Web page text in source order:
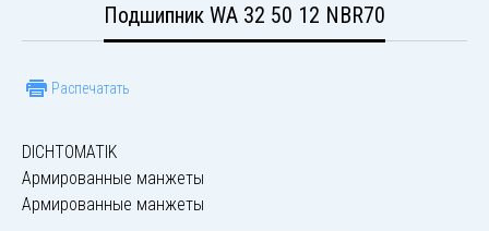
Подшипник WA 32 50 12 NBR70
Распечатать
DICHTOMATIK
Армированные манжеты
Армированные манжеты